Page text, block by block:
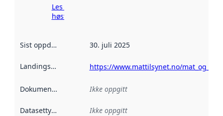
Les mer om
høsting her
Sist oppdatert 30. juli 2025
Landingsside https://www.mattilsynet.no/
Dokumentasjon Ikke oppgitt
Datasettype Ikke oppgitt